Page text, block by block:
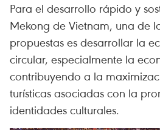
Para el desarrollo rápido y
Mekong de Vietnam, una de
propuestas es desarrollar la
circular, especialmente la
contribuyendo a la
turísticas asociadas con la
identidades culturales.